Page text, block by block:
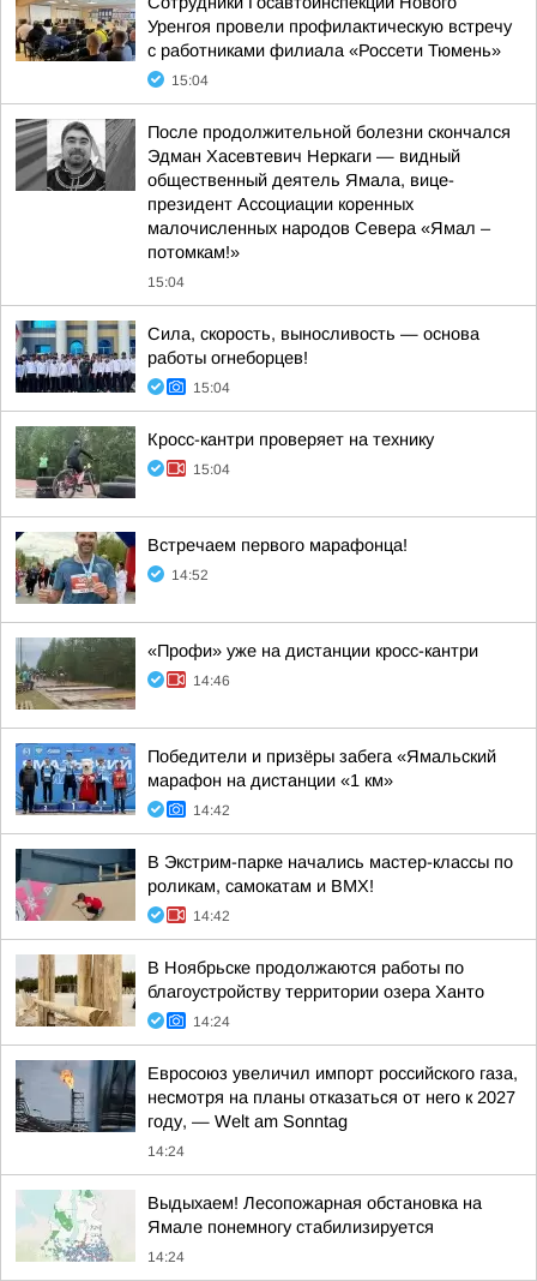
Уренгоя провели профилактическую встречу
с работниками филиала «Россети Тюмень»
15:04
После продолжительной болезни скончался
Эдман Хасевтевич Неркаги — видный
общественный деятель Ямала, вице-
президент Ассоциации коренных
малочисленных народов Севера «Ямал –
потомкам!»
15:04
Сила, скорость, выносливость — основа
работы огнеборцев!
15:04
Кросс-кантри проверяет на технику
15:04
Встречаем первого марафонца!
14:52
«Профи» уже на дистанции кросс-кантри
14:46
Победители и призёры забега «Ямальский
марафон на дистанции «1 км»
14:42
В Экстрим-парке начались мастер-классы по
роликам, самокатам и BMX!
14:42
В Ноябрьске продолжаются работы по
благоустройству территории озера Ханто
14:24
Евросоюз увеличил импорт российского газа,
несмотря на планы отказаться от него к 2027
году, — Welt am Sonntag
14:24
Выдыхаем! Лесопожарная обстановка на
Ямале понемногу стабилизируется
14:24